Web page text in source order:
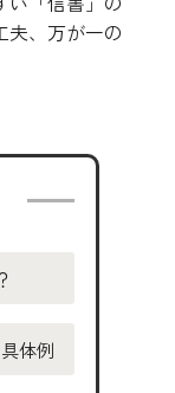
夫、万が一の
体例